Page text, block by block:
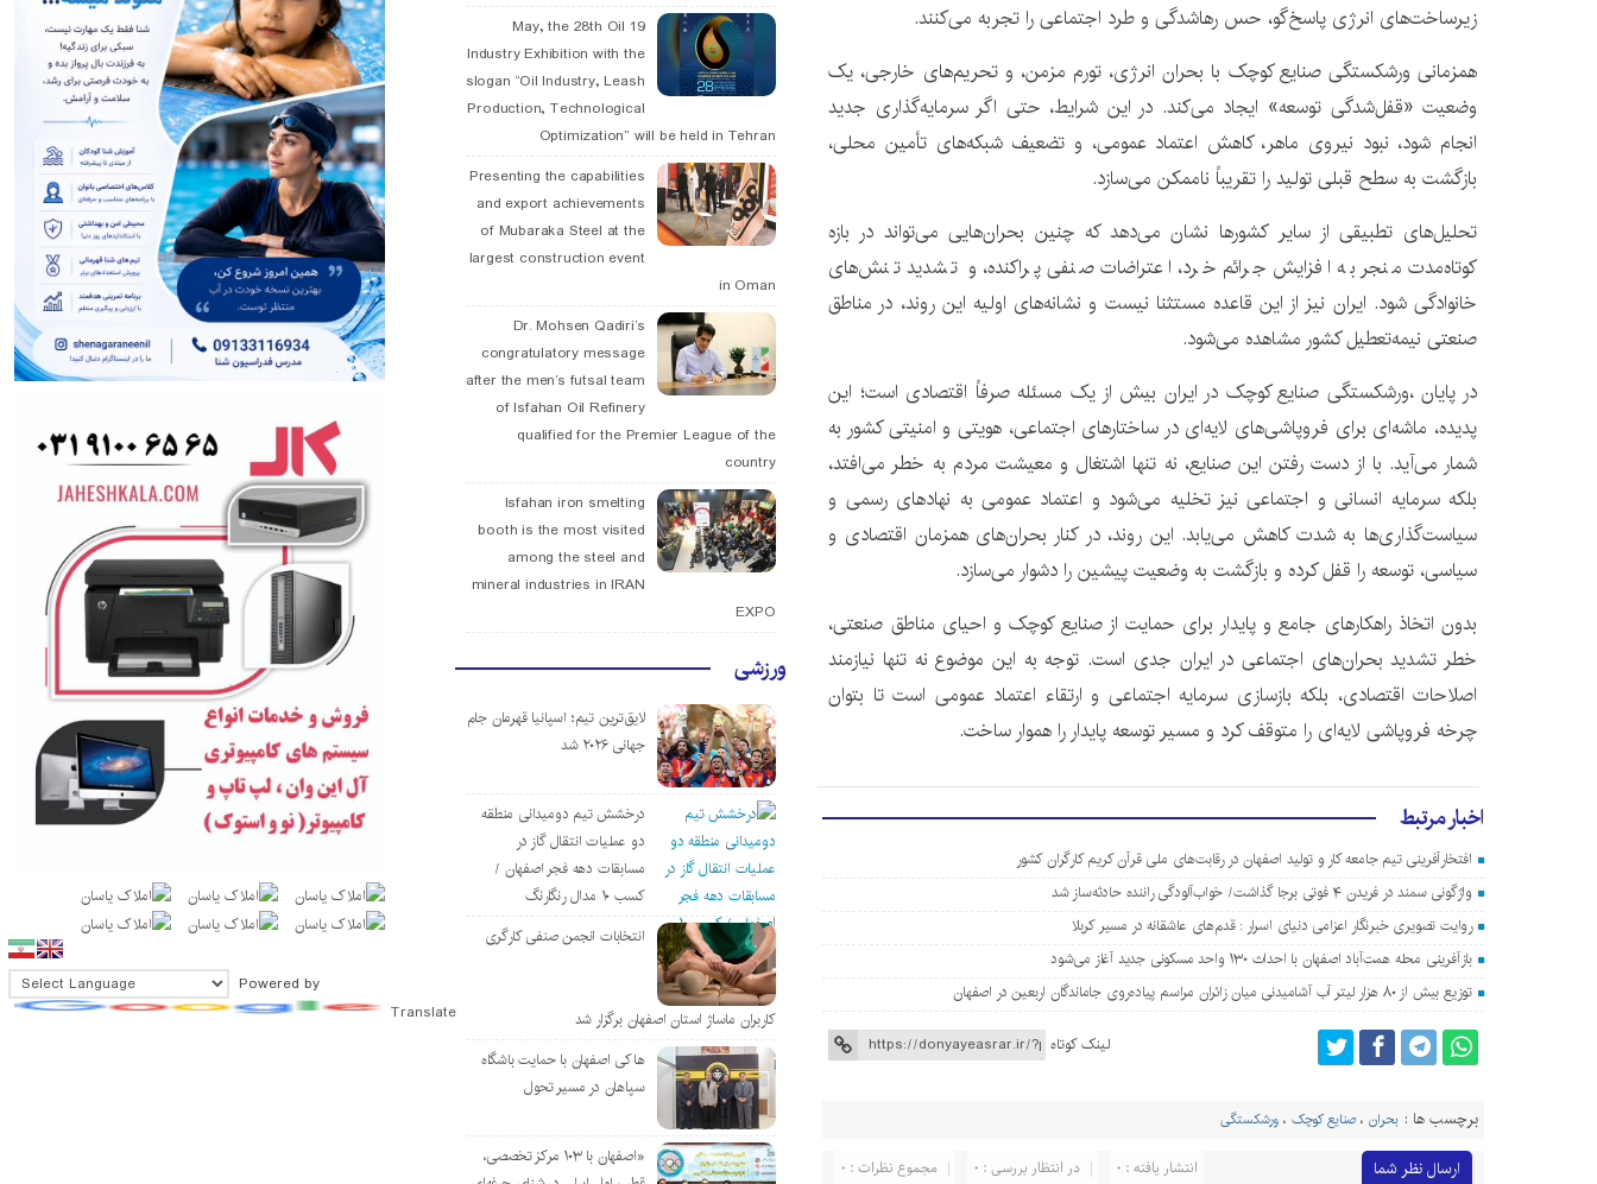
زیرساخت‌های انرژی پاسخ‌گو، حس رهاشدگی و طرد اجتماعی را تجربه می‌کنند.
همزمانی ورشکستگی صنایع کوچک با بحران انرژی، تورم مزمن، و تحریم‌های خارجی، یک
وضعیت «قفل‌شدگی توسعه» ایجاد می‌کند. در این شرایط، حتی اگر سرمایه‌گذاری جدید
انجام شود، نبود نیروی ماهر، کاهش اعتماد عمومی، و تضعیف شبکه‌های تأمین محلی،
بازگشت به سطح قبلی تولید را تقریباً ناممکن می‌سازد.
تحلیل‌های تطبیقی از سایر کشورها نشان می‌دهد که چنین بحران‌هایی می‌تواند در بازه
کوتاه‌مدت منجر به افزایش جرائم خرد، اعتراضات صنفی پراکنده، و تشدید تنش‌های
خانوادگی شود. ایران نیز از این قاعده مستثنا نیست و نشانه‌های اولیه این روند، در مناطق
صنعتی نیمه‌تعطیل کشور مشاهده می‌شود.
در پایان ،ورشکستگی صنایع کوچک در ایران بیش از یک مسئله صرفاً اقتصادی است؛ این
پدیده، ماشه‌ای برای فروپاشی‌های لایه‌ای در ساختارهای اجتماعی، هویتی و امنیتی کشور به
شمار می‌آید. با از دست رفتن این صنایع، نه تنها اشتغال و معیشت مردم به خطر می‌افتد،
بلکه سرمایه انسانی و اجتماعی نیز تخلیه می‌شود و اعتماد عمومی به نهادهای رسمی و
سیاست‌گذاری‌ها به شدت کاهش می‌یابد. این روند، در کنار بحران‌های همزمان اقتصادی و
سیاسی، توسعه را قفل کرده و بازگشت به وضعیت پیشین را دشوار می‌سازد.
بدون اتخاذ راهکارهای جامع و پایدار برای حمایت از صنایع کوچک و احیای مناطق صنعتی،
خطر تشدید بحران‌های اجتماعی در ایران جدی است. توجه به این موضوع نه تنها نیازمند
اصلاحات اقتصادی، بلکه بازسازی سرمایه اجتماعی و ارتقاء اعتماد عمومی است تا بتوان
چرخه فروپاشی لایه‌ای را متوقف کرد و مسیر توسعه پایدار را هموار ساخت.
اخبار مرتبط
افتخارآفرینی تیم جامعه کار و تولید اصفهان در رقابت‌های ملی قرآن کریم کارگران کشور
واژگونی سمند در فریدن ۴ فوتی برجا گذاشت/ خواب‌آلودگی راننده حادثه‌ساز شد
روایت تصویری خبرنگار اعزامی دنیای اسرار : قدم‌های عاشقانه در مسیر کربلا
بازآفرینی محله همت‌آباد اصفهان با احداث ۱۳۰ واحد مسکونی جدید آغاز می‌شود
توزیع بیش از ۸۰ هزار لیتر آب آشامیدنی میان زائران مراسم پیاده‌روی جاماندگان اربعین در اصفهان
لینک کوتاه
برچسب ها : بحران ،صنایع کوچک ،ورشکستگی
ارسال نظر شما مجموع نظرات : 0 در انتظار بررسی : 0 انتشار یافته : 0
19 May, the 28th Oil
Industry Exhibition with the
slogan “Oil Industry, Leash
Production, Technological
Optimization” will be held in Tehran
Presenting the capabilities
and export achievements
of Mubaraka Steel at the
largest construction event
in Oman
Dr. Mohsen Qadiri’s
congratulatory message
after the men’s futsal team
of Isfahan Oil Refinery
qualified for the Premier League of the
country
Isfahan iron smelting
booth is the most visited
among the steel and
mineral industries in IRAN
EXPO
ورزشی
لایق‌ترین تیم؛ اسپانیا قهرمان جام
جهانی ۲۰۲۶ شد
درخشش تیم دومیدانی منطقه
دو عملیات انتقال گاز در
مسابقات دهه فجر اصفهان /
کسب ۱۰ مدال رنگارنگ
انتخابات انجمن صنفی کارگری
کاربران ماساژ استان اصفهان برگزار شد
هاکی اصفهان با حمایت باشگاه
سپاهان در مسیر تحول
«اصفهان با ۱۰۳ مرکز تخصصی،
Powered by
Translate